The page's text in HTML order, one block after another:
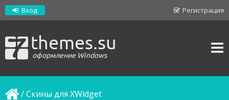
Регистрация
Вход
themes.su
оформление Windows
/Скины для XWidget